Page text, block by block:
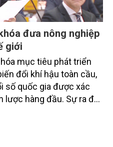
đưa nông nghiệp
giới
mục tiêu phát triển
đổi khí hậu toàn cầu,
số quốc gia được xác
lược hàng đầu. Sự ra đời
cải cách toàn diện,
và nâng cao hiệu